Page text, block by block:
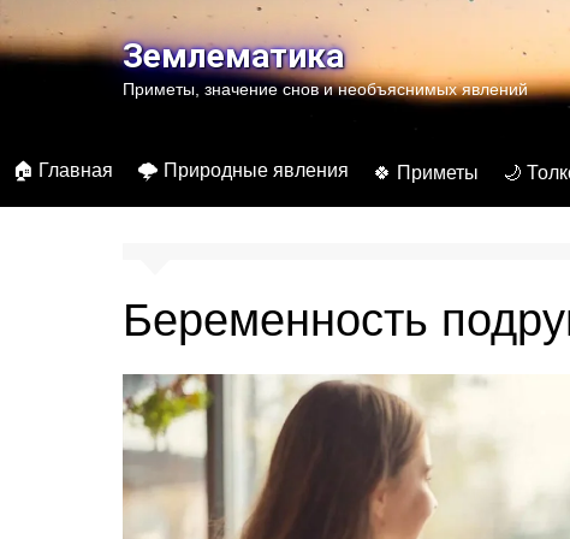
к
содержимомуЗемлематика
Приметы, значение снов и необъяснимых явлений
🏠 Главная 🌩️ Природные явления 🍀 Приметы 🌙
Беременность